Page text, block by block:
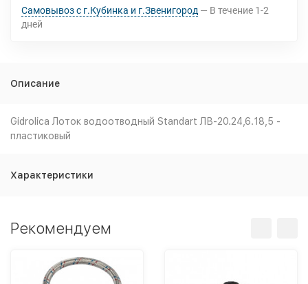
Самовывоз с г.Кубинка и г.Звенигород В течение 1-2
дней
Описание
Gidrolica Лоток водоотводный Standart ЛВ-20.24,6.18,5 -
пластиковый
Характеристики
Рекомендуем